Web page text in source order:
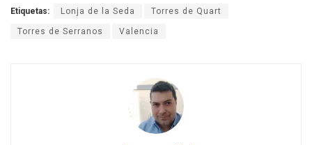
Etiquetas: Lonja de la Seda Torres de Quart
Torres de Serranos Valencia